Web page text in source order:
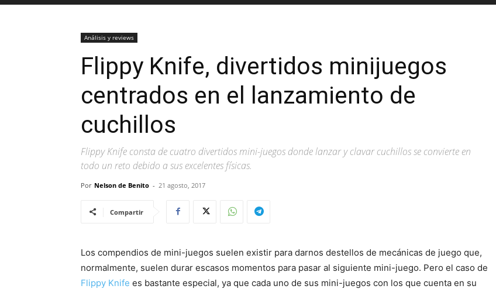
Análisis y reviews
Flippy Knife, divertidos minijuegos
centrados en el lanzamiento de
cuchillos
Flippy Knife consta de cuatro divertidos mini-juegos donde lanzar y clavar cuchillos se convierte en
todo un reto debido a sus excelentes físicas.
Por Nelson de Benito - 21 agosto, 2017
Compartir
Los compendios de mini-juegos suelen existir para darnos destellos de mecánicas de juego que,
normalmente, suelen durar escasos momentos para pasar al siguiente mini-juego. Pero el caso de
Flippy Knife es bastante especial, ya que cada uno de sus mini-juegos con los que cuenta en su